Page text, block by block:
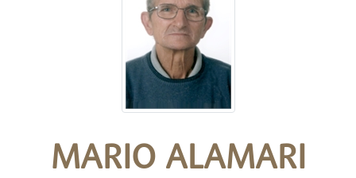
MARIO ALAMARI